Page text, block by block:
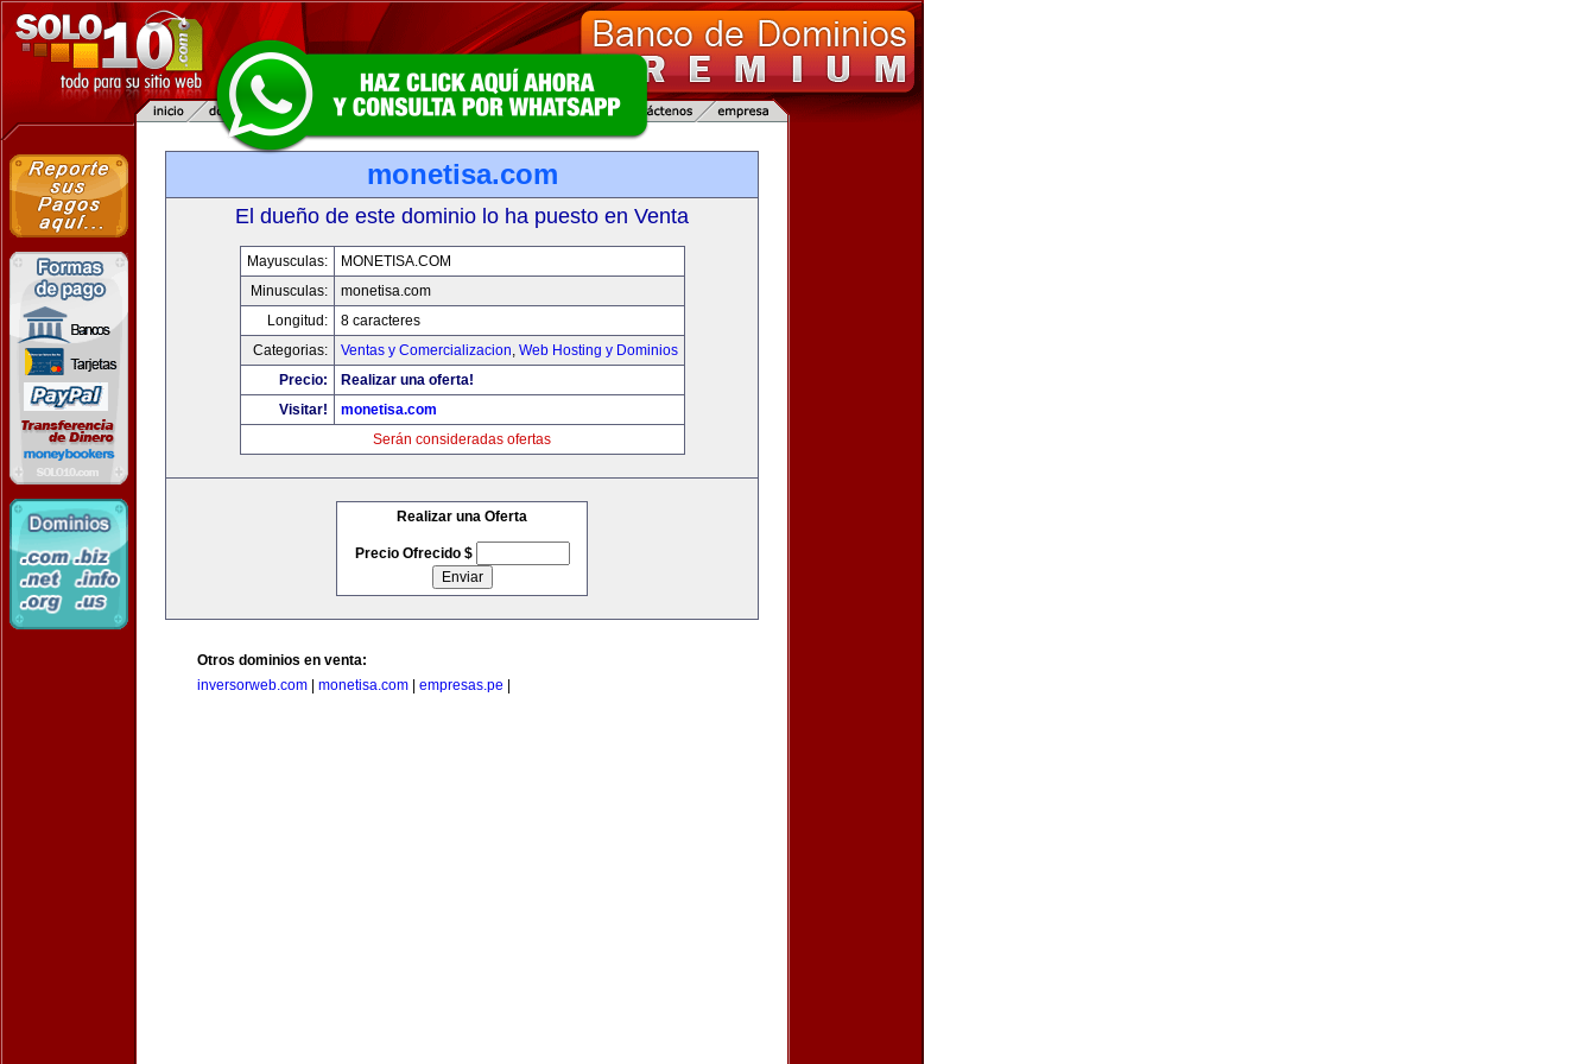
monetisa.com
El dueño de este dominio lo ha puesto en Venta
Mayusculas:
MONETISA.COM
Minusculas:
monetisa.com
Longitud:
8 caracteres
Categorias:
Ventas y Comercializacion, Web Hosting y Dominios
Precio:
Realizar una oferta!
Visitar!
monetisa.com
Serán consideradas ofertas
Realizar una Oferta
Precio Ofrecido $
Otros dominios en venta:
inversorweb.com
monetisa.com empresas.pe